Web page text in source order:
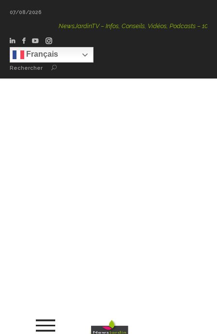
07/08/2026
NewsJardinTV – Infos, Conseils, Vidéos, Podcasts – 100 %
Français
Rechercher